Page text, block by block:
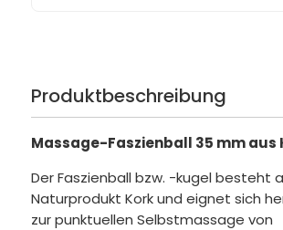
Produktbeschreibung
Massage-Faszienball 35 mm aus
Der Faszienball bzw. -kugel besteht
Naturprodukt Kork und eignet sich
zur punktuellen Selbstmassage von